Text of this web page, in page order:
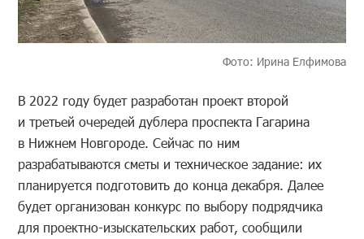
Фото: Ирина Елфимова
В 2022 году будет разработан проект второй
и третьей очередей дублера проспекта Гагарина
в Нижнем Новгороде. Сейчас по ним
разрабатываются сметы и техническое задание: их
планируется подготовить до конца декабря. Далее
будет организован конкурс по выбору подрядчика
для проектно-изыскательских работ, сообщили